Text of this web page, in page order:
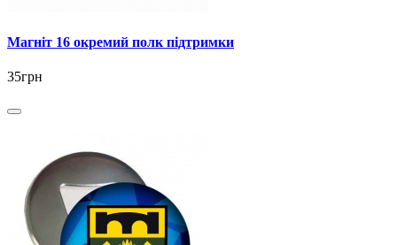
Магніт 16 окремий полк підтримки
35грн